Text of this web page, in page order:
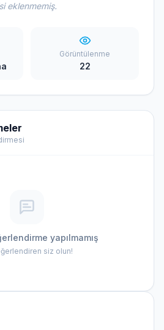
eklenmemiş.
Görüntülenme
22
yapılmamış
siz olun!